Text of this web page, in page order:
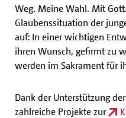
Weg. Meine Wahl. Mit
Glaubenssituation der
auf: In einer wichtigen
ihren Wunsch, gefirmt zu
werden im Sakrament für
Dank der Unterstützung
zahlreiche Projekte zur